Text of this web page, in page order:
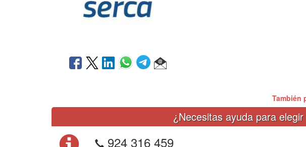
También
¿Necesitas ayuda para
924 316 459